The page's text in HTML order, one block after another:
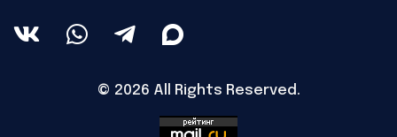
© 2026 All Rights Reserved.